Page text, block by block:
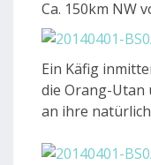
Ca. 150km NW
Ein Käfig
die Orang-Utan
an ihre